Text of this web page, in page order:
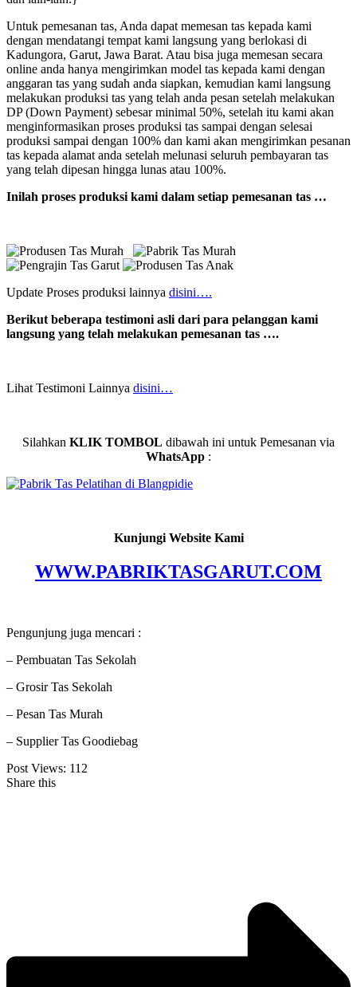
Untuk pemesanan tas, Anda dapat memesan tas kepada kami
dengan mendatangi tempat kami langsung yang berlokasi di
Kadungora, Garut, Jawa Barat. Atau bisa juga memesan secara
online anda hanya mengirimkan model tas kepada kami dengan
anggaran tas yang sudah anda siapkan, kemudian kami langsung
melakukan produksi tas yang telah anda pesan setelah melakukan
DP (Down Payment) sebesar minimal 50%, setelah itu kami akan
menginformasikan proses produksi tas sampai dengan selesai
produksi sampai dengan 100% dan kami akan mengirimkan pesanan
tas kepada alamat anda setelah melunasi seluruh pembayaran tas
yang telah dipesan hingga lunas atau 100%.
Inilah proses produksi kami dalam setiap pemesanan tas …
Update Proses produksi lainnya disini….
Berikut beberapa testimoni asli dari para pelanggan kami
langsung yang telah melakukan pemesanan tas ….
Lihat Testimoni Lainnya disini…
Silahkan KLIK TOMBOL dibawah ini untuk Pemesanan via
WhatsApp :
Kunjungi Website Kami
WWW.PABRIKTASGARUT.COM
Pengunjung juga mencari :
– Pembuatan Tas Sekolah
– Grosir Tas Sekolah
– Pesan Tas Murah
– Supplier Tas Goodiebag
Post Views: 112
Share this